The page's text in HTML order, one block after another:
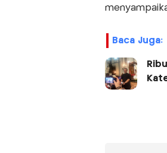
Baca Juga: